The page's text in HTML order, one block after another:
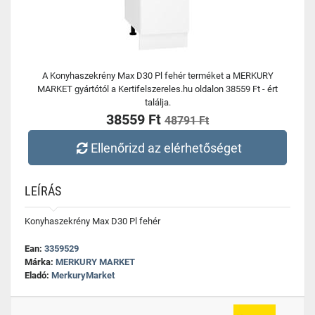
A Konyhaszekrény Max D30 Pl fehér terméket a MERKURY
MARKET gyártótól a Kertifelszereles.hu oldalon 38559 Ft - ért
találja.
38559 Ft 48791 Ft
Ellenőrizd az elérhetőséget
LEÍRÁS
Konyhaszekrény Max D30 Pl fehér
Ean: 3359529
Márka: MERKURY MARKET
Eladó: MerkuryMarket